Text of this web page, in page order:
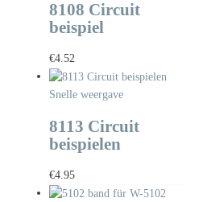
8108 Circuit
beispiel
€4.52
Snelle weergave
8113 Circuit
beispielen
€4.95